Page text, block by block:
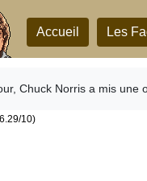
Accueil Les
Chuck Norris a mis une
10)